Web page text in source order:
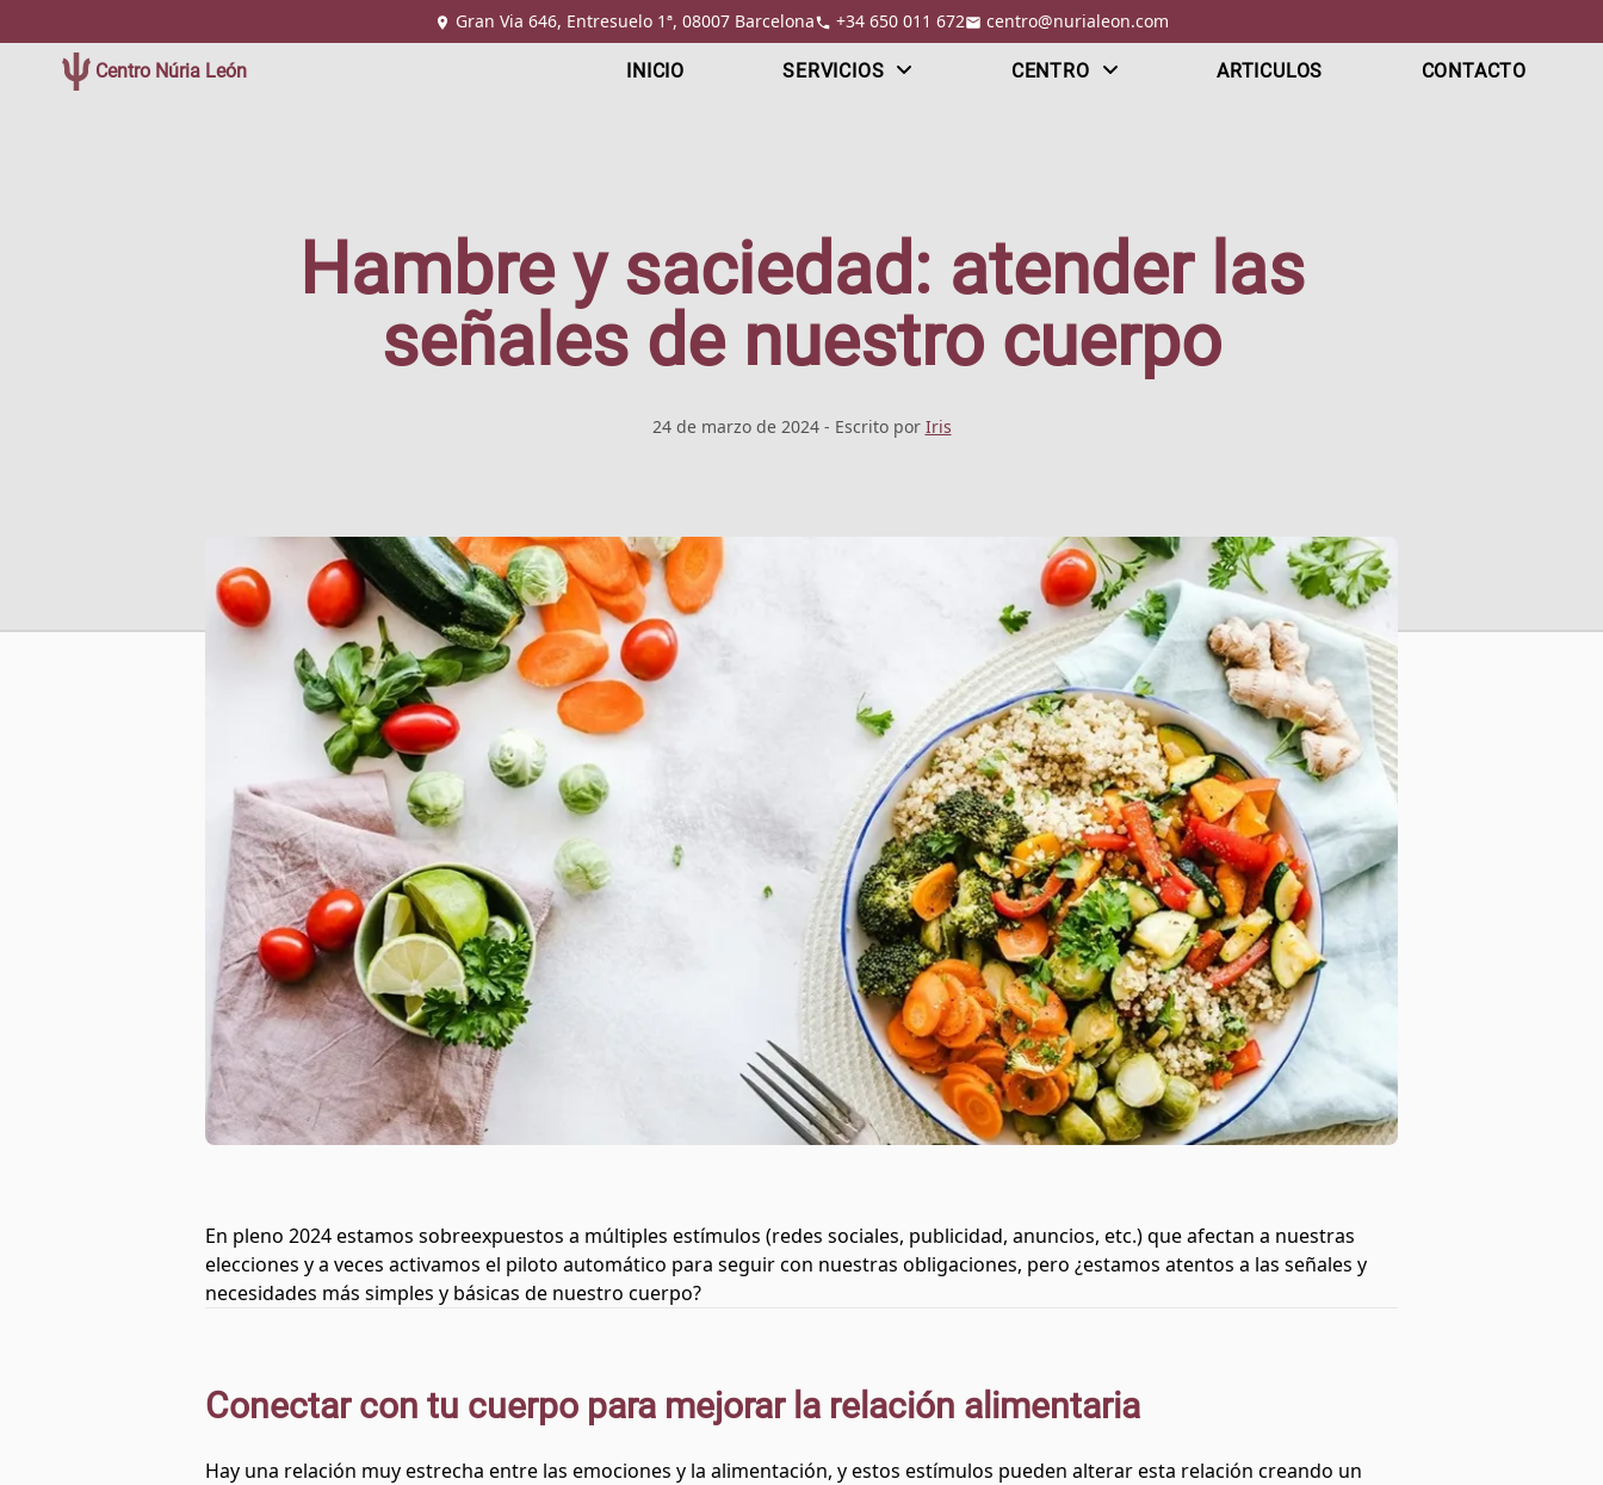
Gran Via 646, Entresuelo 1ª, 08007 Barcelona +34 650 011 672 centro@nurialeon.com
Centro Núria León INICIO SERVICIOS CENTRO ARTICULOS CONTACTO
Hambre y saciedad: atender las
señales de nuestro cuerpo
24 de marzo de 2024 - Escrito por Iris
En pleno 2024 estamos sobreexpuestos a múltiples estímulos (redes sociales, publicidad, anuncios, etc.) que afectan a nuestras
elecciones y a veces activamos el piloto automático para seguir con nuestras obligaciones, pero ¿estamos atentos a las señales y
necesidades más simples y básicas de nuestro cuerpo?
Conectar con tu cuerpo para mejorar la relación alimentaria
Hay una relación muy estrecha entre las emociones y la alimentación, y estos estímulos pueden alterar esta relación creando un